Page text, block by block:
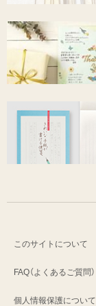
このサイトについて
FAQ（よくあるご質問）
個人情報保護について